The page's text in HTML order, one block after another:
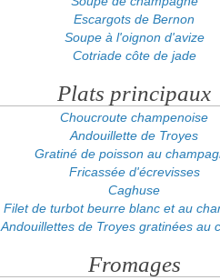
Escargots de Bernon
Soupe à l'oignon d'avize
Cotriade côte de jade
Plats principaux
Choucroute champenoise
Andouillette de Troyes
Gratiné de poisson au
Fricassée d'écrevisses
Caghuse
Filet de turbot beurre blanc et au
Andouillettes de Troyes gratinées au
Fromages